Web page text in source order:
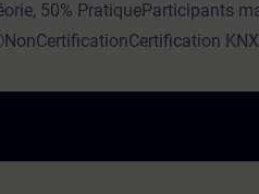
50% PratiqueParticipants
KNX